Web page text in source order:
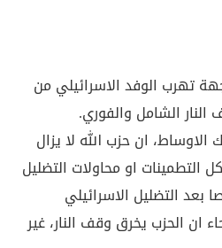
تهرب الوفد الاسرائيلي من
الشامل والفوري.
ان حزب الله لا يزال
التطمينات او محاولات التضليل
التضليل الاسرائيلي
ان الحزب يخرق وقف النار، غير